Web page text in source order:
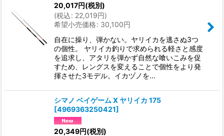
20,017円(税別)
(税込: 22,019円)
希望小売価格: 30,100円
自在に操り、弾かない。ヤリイカを逃さぬ3つ
の個性。 ヤリイカ釣りで求められる軽さと感度
を追求し、アタリを弾かず自然な喰いこみを促
すため、レングスを変えることで個性をより発
揮させた3モデル。イカヅノを…
シマノ ベイゲーム X ヤリイカ 175
[4969363250421]
20,349円(税別)